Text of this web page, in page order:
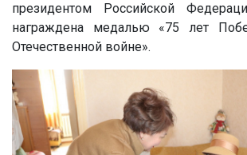
президентом Российской
награждена медалью «75 лет
Отечественной войне».